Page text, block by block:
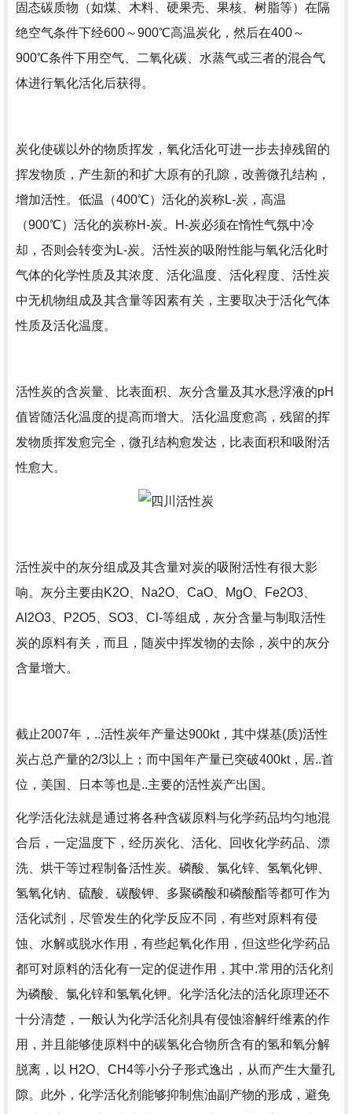
固态碳质物（如煤、木料、硬果壳、果核、树脂等）在隔
绝空气条件下经600～900℃高温炭化，然后在400～
900℃条件下用空气、二氧化碳、水蒸气或三者的混合气
体进行氧化活化后获得。
炭化使碳以外的物质挥发，氧化活化可进一步去掉残留的
挥发物质，产生新的和扩大原有的孔隙，改善微孔结构，
增加活性。低温（400℃）活化的炭称L-炭，高温
（900℃）活化的炭称H-炭。H-炭必须在惰性气氛中冷
却，否则会转变为L-炭。活性炭的吸附性能与氧化活化时
气体的化学性质及其浓度、活化温度、活化程度、活性炭
中无机物组成及其含量等因素有关，主要取决于活化气体
性质及活化温度。
活性炭的含炭量、比表面积、灰分含量及其水悬浮液的pH
值皆随活化温度的提高而增大。活化温度愈高，残留的挥
发物质挥发愈完全，微孔结构愈发达，比表面积和吸附活
性愈大。
活性炭中的灰分组成及其含量对炭的吸附活性有很大影
响。灰分主要由K2O、Na2O、CaO、MgO、Fe2O3、
Al2O3、P2O5、SO3、Cl-等组成，灰分含量与制取活性
炭的原料有关，而且，随炭中挥发物的去除，炭中的灰分
含量增大。
截止2007年，..活性炭年产量达900kt，其中煤基(质)活性
炭占总产量的2/3以上；而中国年产量已突破400kt，居..首
位，美国、日本等也是..主要的活性炭产出国。
化学活化法就是通过将各种含碳原料与化学药品均匀地混
合后，一定温度下，经历炭化、活化、回收化学药品、漂
洗、烘干等过程制备活性炭。磷酸、氯化锌、氢氧化钾、
氢氧化钠、硫酸、碳酸钾、多聚磷酸和磷酸酯等都可作为
活化试剂，尽管发生的化学反应不同，有些对原料有侵
蚀、水解或脱水作用，有些起氧化作用，但这些化学药品
都可对原料的活化有一定的促进作用，其中.常用的活化剂
为磷酸、氯化锌和氢氧化钾。化学活化法的活化原理还不
十分清楚，一般认为化学活化剂具有侵蚀溶解纤维素的作
用，并且能够使原料中的碳氢化合物所含有的氢和氧分解
脱离，以 H2O、CH4等小分子形式逸出，从而产生大量孔
隙。此外，化学活化剂能够抑制焦油副产物的形成，避免